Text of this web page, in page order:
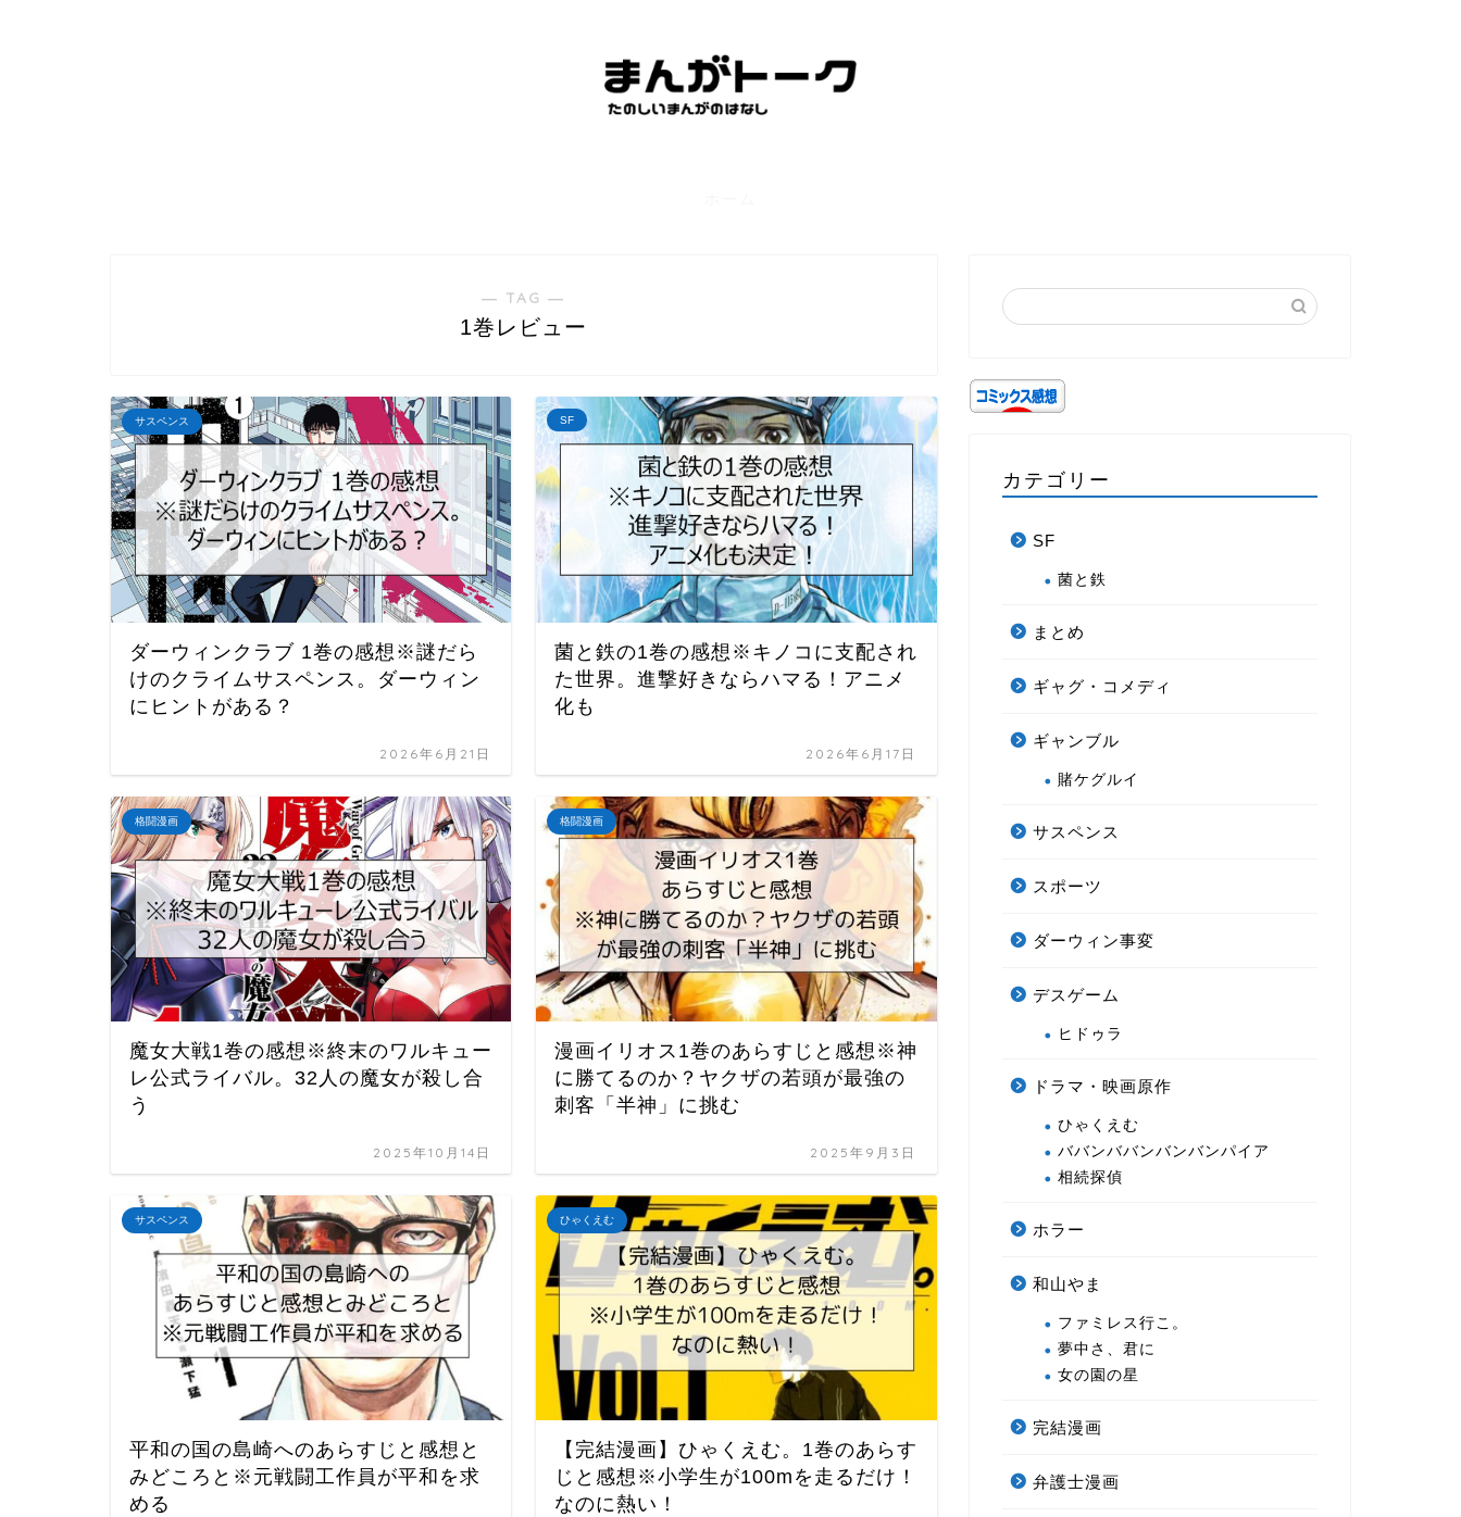
― TAG ―
1巻レビュー
サスペンス
ダーウィンクラブ 1巻の感想※謎だら
けのクライムサスペンス。ダーウィン
にヒントがある？
2026年6月21日
SF
菌と鉄の1巻の感想※キノコに支配され
た世界。進撃好きならハマる！アニメ
化も
2026年6月17日
格闘漫画
魔女大戦1巻の感想※終末のワルキュー
レ公式ライバル。32人の魔女が殺し合
う
2025年10月14日
格闘漫画
漫画イリオス1巻のあらすじと感想※神
に勝てるのか？ヤクザの若頭が最強の
刺客「半神」に挑む
2025年9月3日
サスペンス
平和の国の島崎へのあらすじと感想と
みどころと※元戦闘工作員が平和を求
める
ひゃくえむ
【完結漫画】ひゃくえむ。1巻のあらす
じと感想※小学生が100mを走るだけ！
なのに熱い！
カテゴリー
SF
菌と鉄
まとめ
ギャグ・コメディ
ギャンブル
賭ケグルイ
サスペンス
スポーツ
ダーウィン事変
デスゲーム
ヒドゥラ
ドラマ・映画原作
ひゃくえむ
ババンババンバンバンパイア
相続探偵
ホラー
和山やま
ファミレス行こ。
夢中さ、君に
女の園の星
完結漫画
弁護士漫画